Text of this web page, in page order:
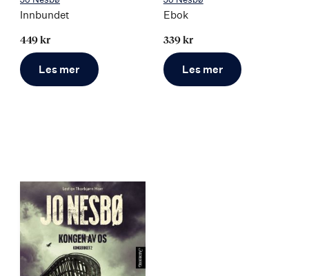
Innbundet
449 kr
Les mer
Ebok
339 kr
Les mer